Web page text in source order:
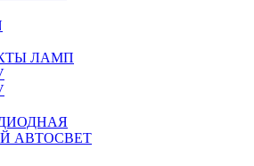
ЛАМП
АВТОСВЕТ